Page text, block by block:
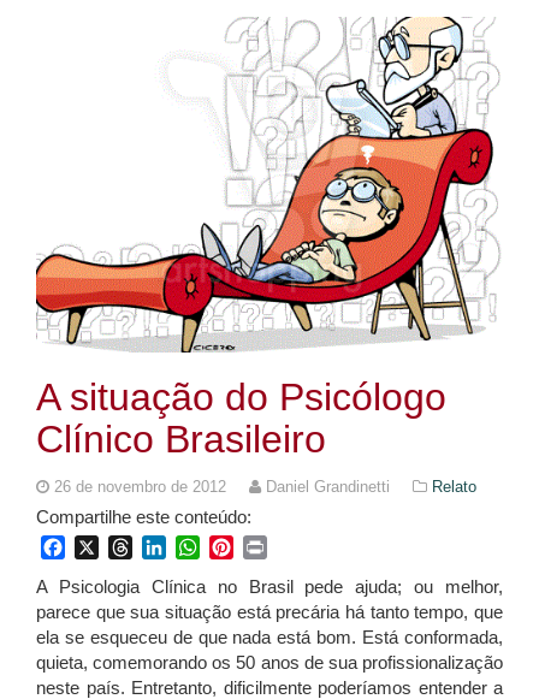
A situação do Psicólogo
Clínico Brasileiro
26 de novembro de 2012 Daniel Grandinetti Relato
Compartilhe este conteúdo:
FacebookThreadsLinkedInWhatsApp
Pinterest
A Psicologia Clínica no Brasil pede ajuda; ou melhor,
parece que sua situação está precária há tanto tempo, que
ela se esqueceu de que nada está bom. Está conformada,
quieta, comemorando os 50 anos de sua profissionalização
neste país. Entretanto, dificilmente poderíamos entender a